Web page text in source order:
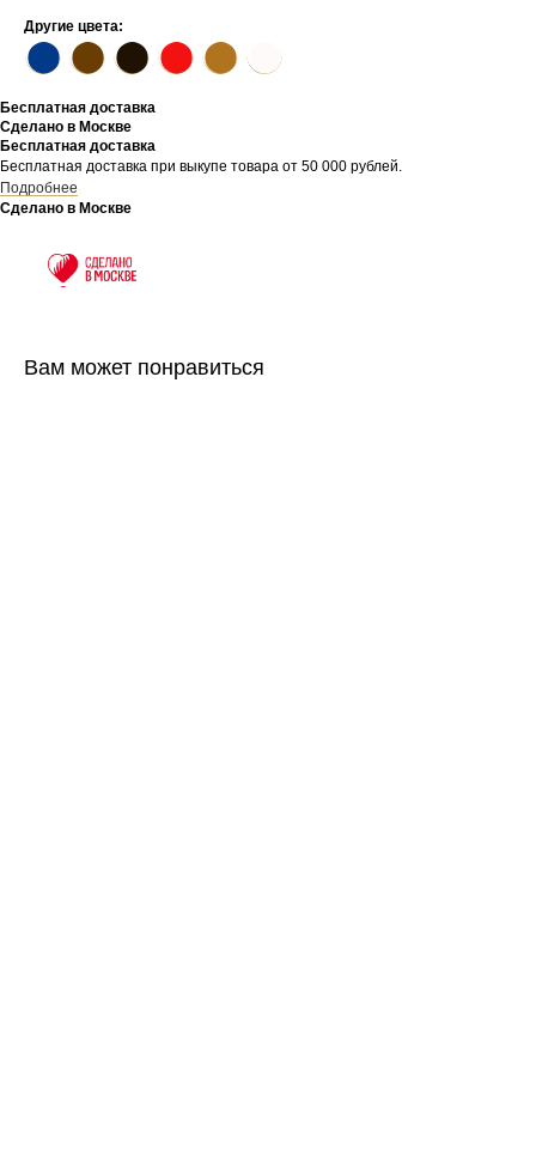
Другие цвета:
⬤ ⬤ ⬤ ⬤ ⬤ ⬤
Бесплатная доставка
Сделано в Москве
Бесплатная доставка
Бесплатная доставка при выкупе товара от 50 000 рублей.
Подробнее
Сделано в Москве
Вам может понравиться